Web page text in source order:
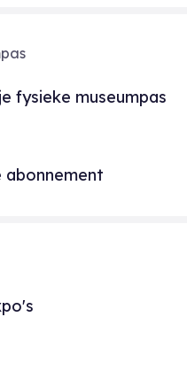
fysieke museumpas
abonnement